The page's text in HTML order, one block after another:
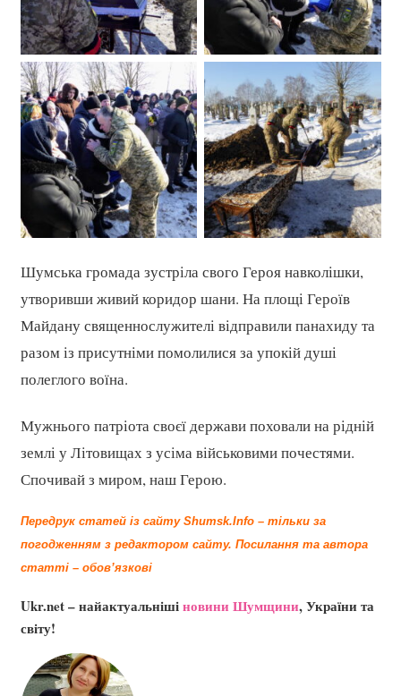
Шумська громада зустріла свого Героя навколішки,
утворивши живий коридор шани. На площі Героїв
Майдану священнослужителі відправили панахиду та
разом із присутніми помолилися за упокій душі
полеглого воїна.
Мужнього патріота своєї держави поховали на рідній
землі у Літовищах з усіма військовими почестями.
Спочивай з миром, наш Герою.
Передрук статей із сайту Shumsk.Info – тільки за
погодженням з редактором сайту. Посилання та автора
статті – обов’язкові
Ukr.net – найактуальнішіновини Шумщини, України та
світу!